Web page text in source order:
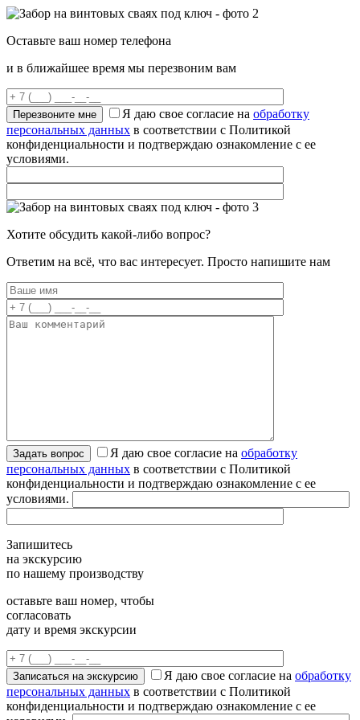
Оставьте ваш номер телефона
и в ближайшее время мы перезвоним вам
Я даю свое согласие на обработку
персональных данных в соответствии с Политикой
конфиденциальности и подтверждаю ознакомление с ее
условиями.
Хотите обсудить какой-либо вопрос?
Ответим на всё, что вас интересует. Просто напишите нам
Я даю свое согласие на обработку
персональных данных в соответствии с Политикой
конфиденциальности и подтверждаю ознакомление с ее
условиями.
Запишитесь
на экскурсию
по нашему производству
оставьте ваш номер, чтобы
согласовать
дату и время экскурсии
Я даю свое согласие на обработку
персональных данных в соответствии с Политикой
конфиденциальности и подтверждаю ознакомление с ее